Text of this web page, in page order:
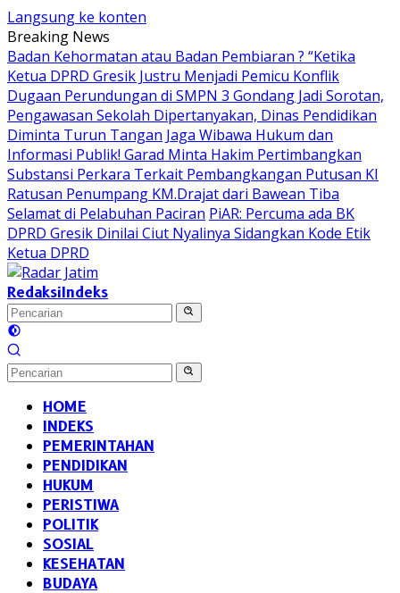
Langsung ke konten
Breaking News
Badan Kehormatan atau Badan Pembiaran ? “Ketika
Ketua DPRD Gresik Justru Menjadi Pemicu Konflik
Dugaan Perundungan di SMPN 3 Gondang Jadi Sorotan,
Pengawasan Sekolah Dipertanyakan, Dinas Pendidikan
Diminta Turun Tangan Jaga Wibawa Hukum dan
Informasi Publik! Garad Minta Hakim Pertimbangkan
Substansi Perkara Terkait Pembangkangan Putusan KI
Ratusan Penumpang KM.Drajat dari Bawean Tiba
Selamat di Pelabuhan Paciran PiAR: Percuma ada BK
DPRD Gresik Dinilai Ciut Nyalinya Sidangkan Kode Etik
Ketua DPRD
RedaksiIndeks
HOME
INDEKS
PEMERINTAHAN
PENDIDIKAN
HUKUM
PERISTIWA
POLITIK
SOSIAL
KESEHATAN
BUDAYA